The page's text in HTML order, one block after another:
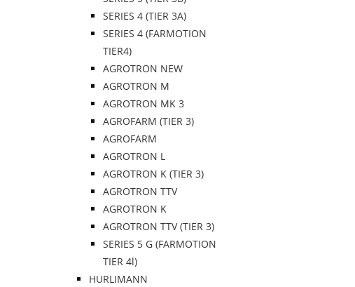
SERIES 4 (TIER 3A)
SERIES 4 (FARMOTION
TIER4)
AGROTRON NEW
AGROTRON M
AGROTRON MK 3
AGROFARM (TIER 3)
AGROFARM
AGROTRON L
AGROTRON K (TIER 3)
AGROTRON TTV
AGROTRON K
AGROTRON TTV (TIER 3)
SERIES 5 G (FARMOTION
TIER 4l)
HURLIMANN